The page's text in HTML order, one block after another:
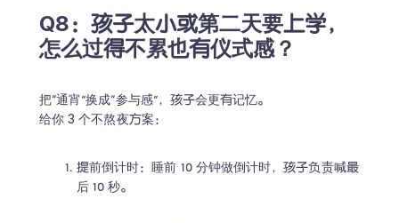
Q8：孩子太小或第二天要上学，
怎么过得不累也有仪式感？
把“通宵”换成“参与感”，孩子会更有记忆。
给你 3 个不熬夜方案：
提前倒计时：睡前 10 分钟做倒计时，孩子负责喊最
后 10 秒。